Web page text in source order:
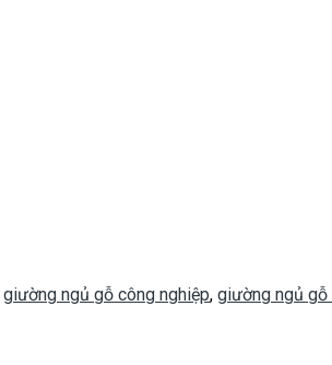
giường ngủ gỗ công nghiệp, giường ngủ gỗ